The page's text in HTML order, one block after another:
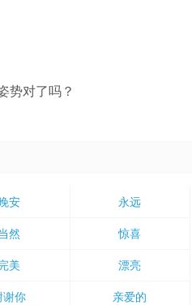
势对了吗？
安 永远
然 惊喜
美 漂亮
谢你 亲爱的